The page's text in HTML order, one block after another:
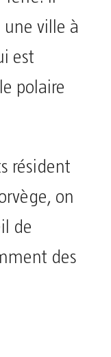
une ville à
est
polaire
résident
on
de
des